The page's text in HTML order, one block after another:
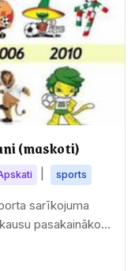
(maskoti)
sports
sarīkojuma
pasakaināko